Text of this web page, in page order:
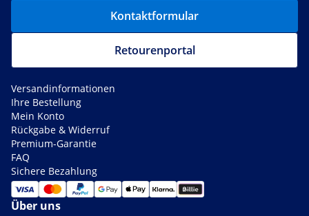
Kontaktformular
Retourenportal
Versandinformationen
Ihre Bestellung
Mein Konto
Rückgabe & Widerruf
Premium-Garantie
FAQ
Sichere Bezahlung
Über uns